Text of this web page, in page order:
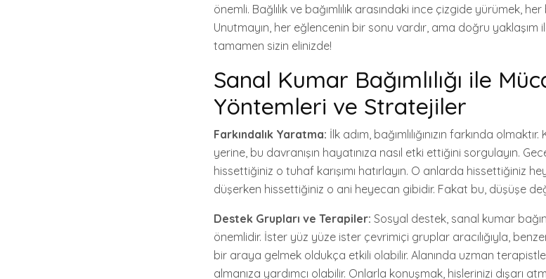
önemli. Bağlılık ve bağımlılık arasındaki ince çizgide yürümek,
Unutmayın, her eğlencenin bir sonu vardır, ama doğru yaklaşım
tamamen sizin elinizde!
Sanal Kumar Bağımlılığı ile
Yöntemleri ve Stratejiler
Farkındalık Yaratma: İlk adım, bağımlılığınızın farkında
yerine, bu davranışın hayatınıza nasıl etki ettiğini sorgulayın.
hissettiğiniz o tuhaf karışımı hatırlayın. O anlarda hissettiğiniz
düşerken hissettiğiniz o ani heyecan gibidir. Fakat bu, düşüşe
Destek Grupları ve Terapiler: Sosyal destek, sanal kumar
önemlidir. İster yüz yüze ister çevrimiçi gruplar aracılığıyla,
bir araya gelmek oldukça etkili olabilir. Alanında uzman
almanıza yardımcı olabilir. Onlarla konuşmak, hislerinizi dışarı